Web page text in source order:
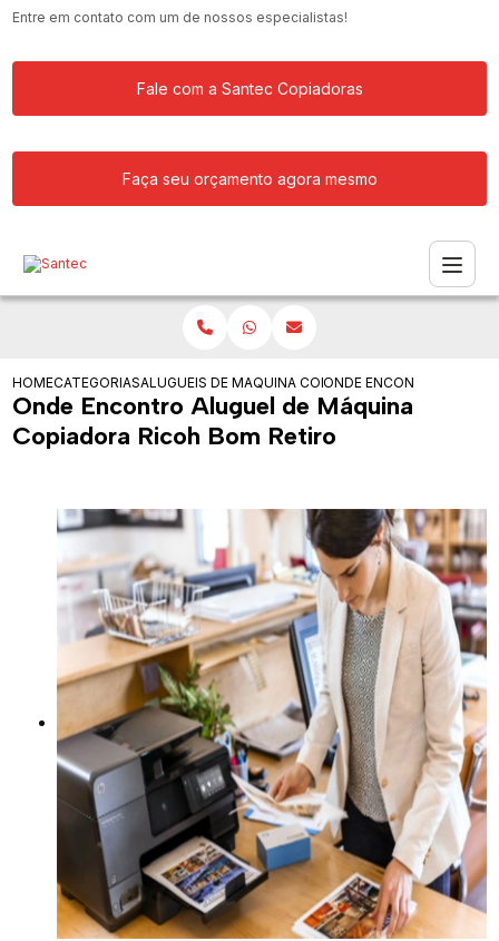
Entre em contato com um de nossos especialistas!
Fale com a Santec Copiadoras
Faça seu orçamento agora mesmo
HOMECATEGORIASALUGUEIS DE COPIADORASMAQUINA COPIADORA PARA ALUGAR
ONDE ENCONTRO
Onde Encontro Aluguel de Máquina
Copiadora Ricoh Bom Retiro